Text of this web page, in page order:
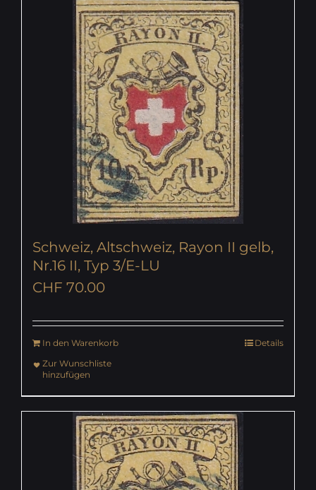
Schweiz, Altschweiz, Rayon II gelb,
Nr.16 II, Typ 3/E-LU
CHF 70.00
In den Warenkorb
Details
Zur Wunschliste
hinzufügen